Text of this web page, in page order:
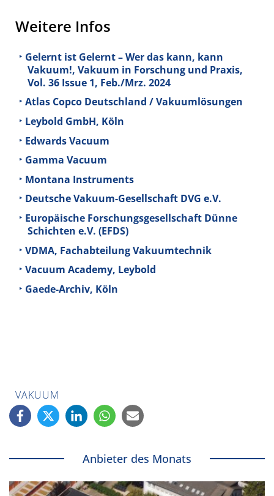
Weitere Infos
Gelernt ist Gelernt – Wer das kann, kann
Vakuum!, Vakuum in Forschung und Praxis,
Vol. 36 Issue 1, Feb./Mrz. 2024
Atlas Copco Deutschland / Vakuumlösungen
Leybold GmbH, Köln
Edwards Vacuum
Gamma Vacuum
Montana Instruments
Deutsche Vakuum-Gesellschaft DVG e.V.
Europäische Forschungsgesellschaft Dünne
Schichten e.V. (EFDS)
VDMA, Fachabteilung Vakuumtechnik
Vacuum Academy, Leybold
Gaede-Archiv, Köln
VAKUUM
Anbieter des Monats